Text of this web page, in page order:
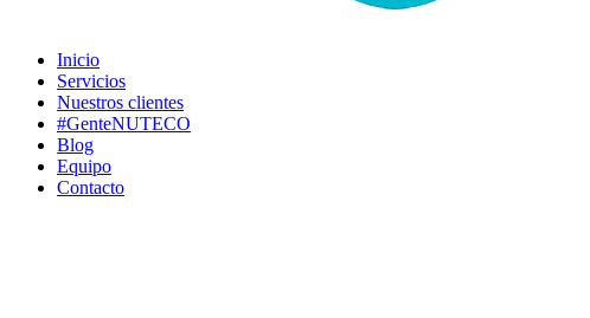
Inicio
Servicios
Nuestros clientes
#GenteNUTECO
Blog
Equipo
Contacto